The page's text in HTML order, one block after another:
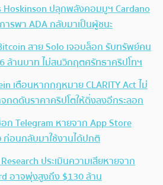
Hoskinson ปลุกพลังคอมมูฯ Cardano
รพา ADA กลับมาเป็นผู้ชนะ
สาย Solo เจอบล็อก รับทรัพย์คน
ล้านบาท ไม่สนวิกฤตศรัทธาคริปโทฯ
เตือนหากกฎหมาย CLARITY Act ไม่
กดดันราคาคริปโตให้ดิ่งลงอีกระลอก
ก Telegram หายจาก App Store
ก่อนกลับมาใช้งานได้ปกติ
ประเมินความเสียหายจาก
อาจพุ่งสูงถึง $130 ล้าน